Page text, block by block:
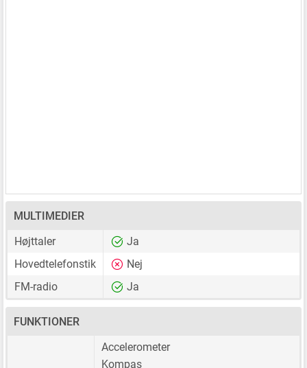
MULTIMEDIER
Højttaler
Ja
Hovedtelefonstik
Nej
FM-radio
Ja
FUNKTIONER
Accelerometer
Kompas